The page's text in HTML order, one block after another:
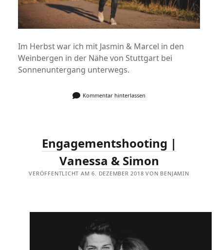
Im Herbst war ich mit Jasmin & Marcel in den
Weinbergen in der Nähe von Stuttgart bei
Sonnenuntergang unterwegs.
Kommentar hinterlassen
Engagementshooting |
Vanessa & Simon
VERÖFFENTLICHT AM 6. DEZEMBER 2018 VON BENJAMIN